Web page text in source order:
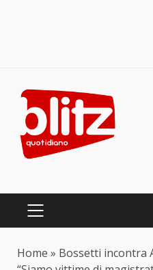
content
PRIMARY
Home » Bossetti incontra